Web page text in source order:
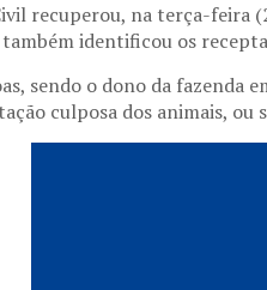
recuperou, na terça-feira
identificou os
sendo o dono da fazenda
culposa dos animais, ou